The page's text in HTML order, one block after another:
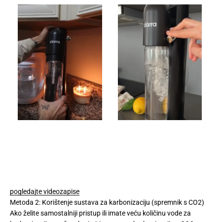
pogledajte videozapise
Metoda 2: Korištenje sustava za karbonizaciju (spremnik s CO2)
Ako želite samostalniji pristup ili imate veću količinu vode za